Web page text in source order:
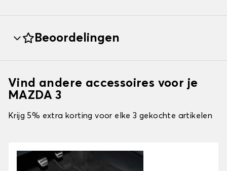
Beoordelingen
Vind andere accessoires voor je
MAZDA 3
Krijg 5% extra korting voor elke 3 gekochte artikelen